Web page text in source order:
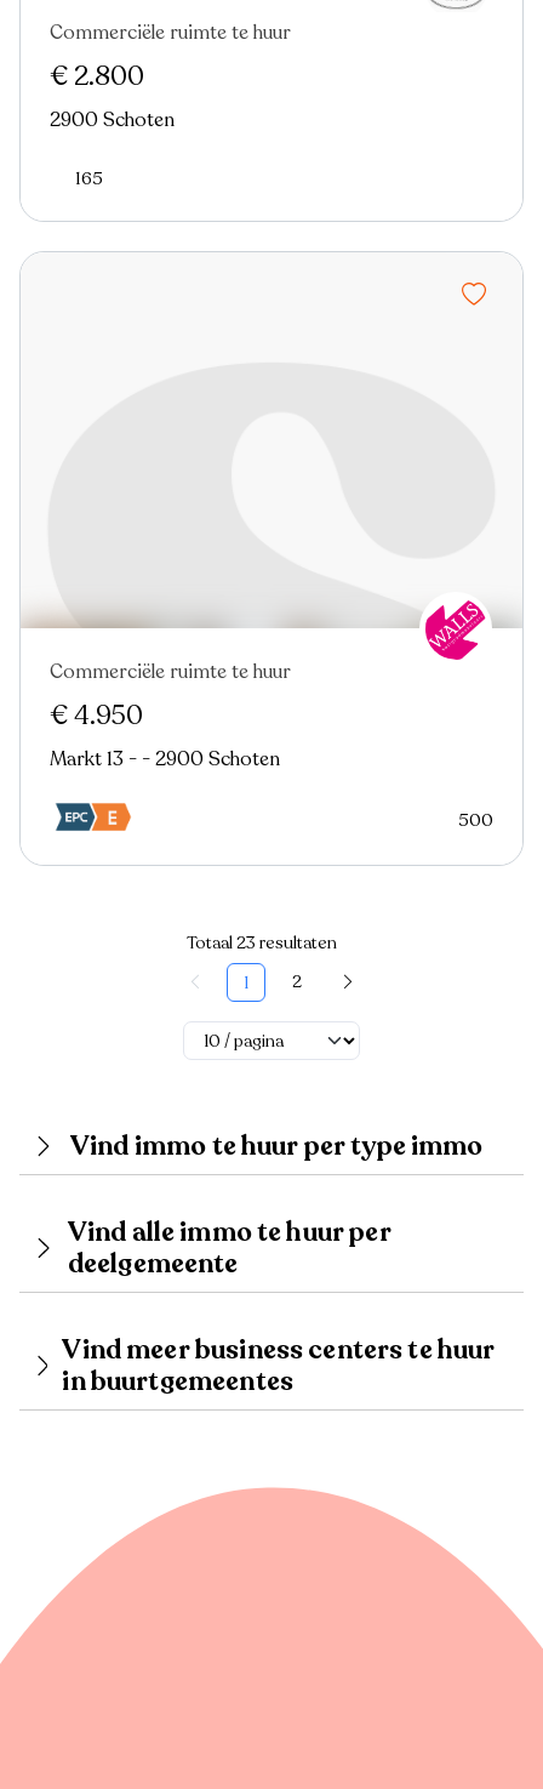
Commerciële ruimte te huur
€ 2.800
2900 Schoten
165
Commerciële ruimte te huur
€ 4.950
Markt 13 - - 2900 Schoten
500
Totaal 23 resultaten
1
2
Vind immo te huur per type immo
Vind alle immo te huur per
deelgemeente
Vind meer business centers te huur
in buurtgemeentes